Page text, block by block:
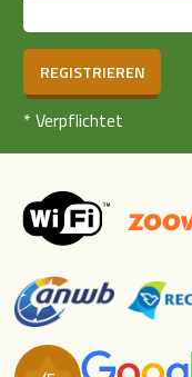
REGISTRIEREN
* Verpflichtet